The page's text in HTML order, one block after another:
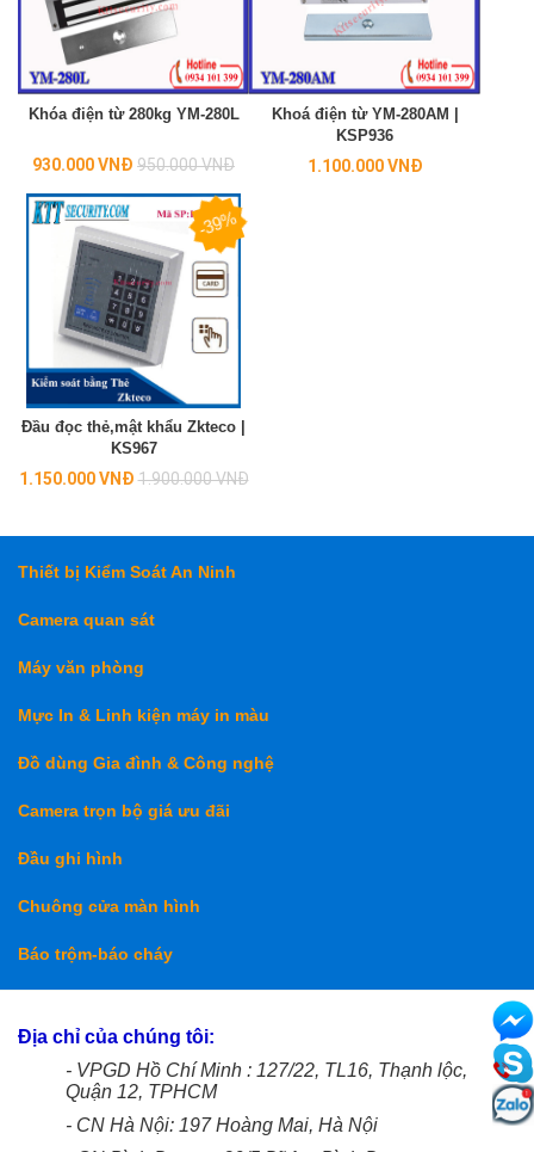
Khóa điện từ 280kg YM-280L
930.000 VNĐ Regular
950.000 VNĐ
Khoá điện từ YM-280AM |
KSP936
1.100.000 VNĐ
-39%
Đầu đọc thẻ,mật khẩu Zkteco |
KS967
1.150.000 VNĐRegular
1.900.000 VNĐ
Thiết bị Kiểm Soát An Ninh
Camera quan sát
Máy văn phòng
Mực In & Linh kiện máy in màu
Đồ dùng Gia đình & Công nghệ
Camera trọn bộ giá ưu đãi
Đầu ghi hình
Chuông cửa màn hình
Báo trộm-báo cháy
Địa chỉ của chúng tôi:
- VPGD Hồ Chí Minh : 127/22, TL16, Thạnh lộc,
Quận 12, TPHCM
- CN Hà Nội: 197 Hoàng Mai, Hà Nội